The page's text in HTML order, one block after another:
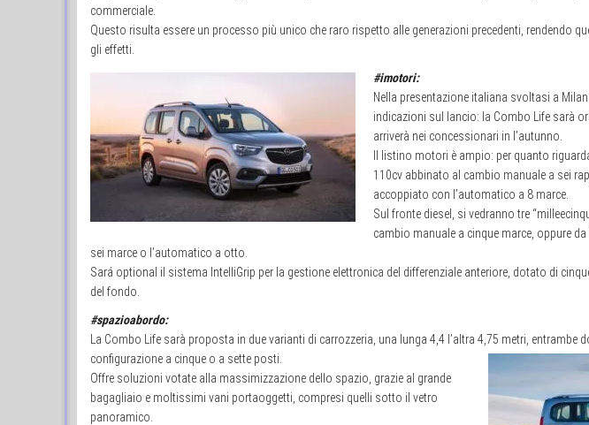
commerciale.
Questo risulta essere un processo più unico che raro rispetto alle generazioni precedenti, rendendo
gli effetti.
#imotori:
Nella presentazione italiana svoltasi a
indicazioni sul lancio: la Combo Life sarà
arriverà nei concessionari in l’autunno.
Il listino motori è ampio: per quanto
110cv abbinato al cambio manuale a sei
accoppiato con l’automatico a 8 marce.
Sul fronte diesel, si vedranno tre
cambio manuale a cinque marce, oppure
sei marce o l’automatico a otto.
Sará optional il sistema IntelliGrip per la gestione elettronica del differenziale anteriore, dotato di
del fondo.
#spazioabordo:
La Combo Life sarà proposta in due varianti di carrozzeria, una lunga 4,4 l’altra 4,75 metri, entrambe
configurazione a cinque o a sette posti.
Offre soluzioni votate alla massimizzazione dello spazio, grazie al grande
bagagliaio e moltissimi vani portaoggetti, compresi quelli sotto il vetro
panoramico.